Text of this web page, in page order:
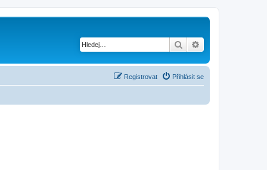
Hledat
Přihlásit se
Registrovat